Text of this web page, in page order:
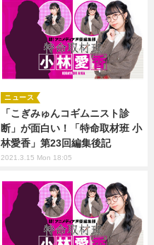
「こぎみゅんコギムニスト診
断」が面白い！「特命取材班 小
林愛香」第23回編集後記
ニュース
2021.3.15 Mon 18:05